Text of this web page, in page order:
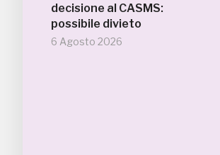
decisione al CASMS:
possibile divieto
6 Agosto 2026